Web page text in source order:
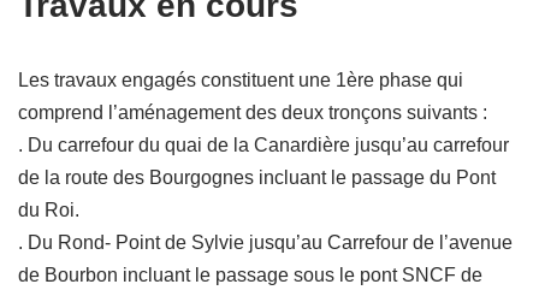
Les travaux engagés constituent une 1ère phase qui
comprend l’aménagement des deux tronçons suivants :
. Du carrefour du quai de la Canardière jusqu’au carrefour
de la route des Bourgognes incluant le passage du Pont
du Roi.
. Du Rond- Point de Sylvie jusqu’au Carrefour de l’avenue
de Bourbon incluant le passage sous le pont SNCF de